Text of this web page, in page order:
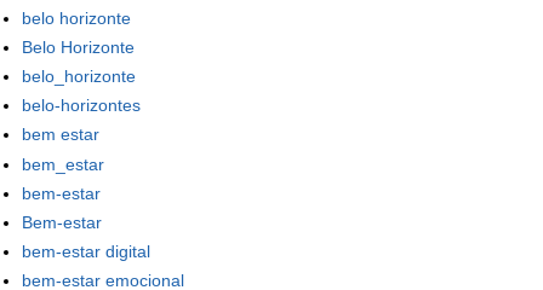
belo horizonte
Belo Horizonte
belo_horizonte
belo-horizontes
bem estar
bem_estar
bem-estar
Bem-estar
bem-estar digital
bem-estar emocional